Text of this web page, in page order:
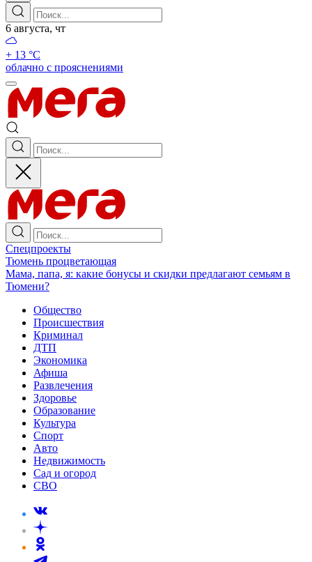
6 августа, чт
+ 13 °С
облачно с прояснениями
Спецпроекты
Тюмень процветающая
Мама, папа, я: какие бонусы и скидки предлагают семьям в
Тюмени?
Общество
Происшествия
Криминал
ДТП
Экономика
Афиша
Развлечения
Здоровье
Образование
Культура
Спорт
Авто
Недвижимость
Сад и огород
СВО